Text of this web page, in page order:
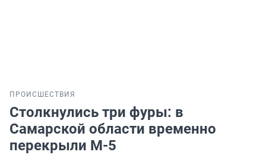
ПРОИСШЕСТВИЯ
Столкнулись три фуры: в
Самарской области временно
перекрыли М-5